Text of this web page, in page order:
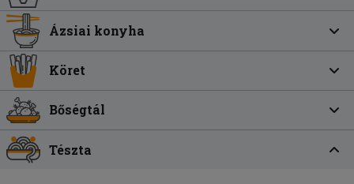
Ázsiai konyha
Köret
Bőségtál
Tészta